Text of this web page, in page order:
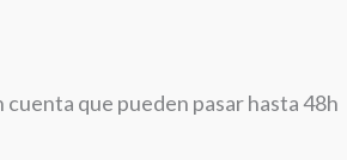
que pueden pasar hasta 48h